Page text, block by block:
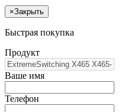
×Закрыть
Быстрая покупка
Продукт
Ваше имя
Телефон